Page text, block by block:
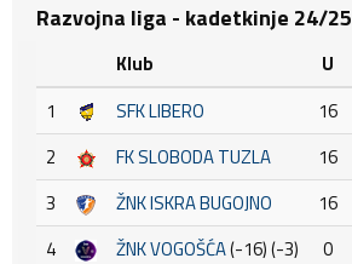
Razvojna liga - kadetkinje 24/25
Klub U
1
SFK LIBERO 16
2
FK SLOBODA TUZLA 16
3
ŽNK ISKRA BUGOJNO 16
4
ŽNK VOGOŠĆA(-16) (-3) 0